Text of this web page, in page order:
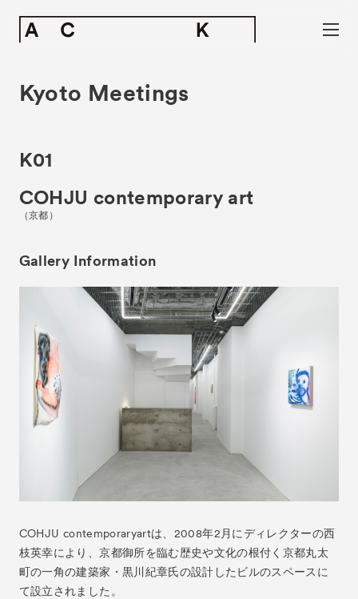
Exhibitors 出展ギャラリー一覧
- Gallery Collaborations
- Kyoto Meetings
Artworks 作品一覧
ACK Curates
- Satellite Program “Flowers of Time”
- Public Program
トークイベント
For Kids
Associated Programs 連携プログラム
About
Kyoto Meetings
K01
COHJU contemporary art
（京都）
Gallery Information
COHJU contemporaryartは、2008年2月にディレクターの西
枝英幸により、京都御所を臨む歴史や文化の根付く京都丸太
町の一角の建築家・黒川紀章氏の設計したビルのスペースに
て設立されました。